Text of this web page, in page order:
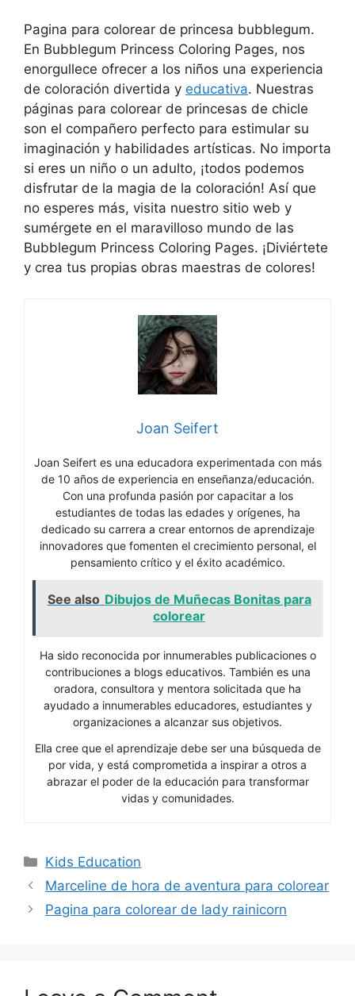
Pagina para colorear de princesa bubblegum.
En Bubblegum Princess Coloring Pages, nos
enorgullece ofrecer a los niños una experiencia
de coloración divertida y educativa. Nuestras
páginas para colorear de princesas de chicle
son el compañero perfecto para estimular su
imaginación y habilidades artísticas. No importa
si eres un niño o un adulto, ¡todos podemos
disfrutar de la magia de la coloración! Así que
no esperes más, visita nuestro sitio web y
sumérgete en el maravilloso mundo de las
Bubblegum Princess Coloring Pages. ¡Diviértete
y crea tus propias obras maestras de colores!
Joan Seifert
Joan Seifert es una educadora experimentada con más
de 10 años de experiencia en enseñanza/educación.
Con una profunda pasión por capacitar a los
estudiantes de todas las edades y orígenes, ha
dedicado su carrera a crear entornos de aprendizaje
innovadores que fomenten el crecimiento personal, el
pensamiento crítico y el éxito académico.
See also Dibujos de Muñecas Bonitas para
colorear
Ha sido reconocida por innumerables publicaciones o
contribuciones a blogs educativos. También es una
oradora, consultora y mentora solicitada que ha
ayudado a innumerables educadores, estudiantes y
organizaciones a alcanzar sus objetivos.
Ella cree que el aprendizaje debe ser una búsqueda de
por vida, y está comprometida a inspirar a otros a
abrazar el poder de la educación para transformar
vidas y comunidades.
Categories
Kids Education
Marceline de hora de aventura para colorear
Pagina para colorear de lady rainicorn